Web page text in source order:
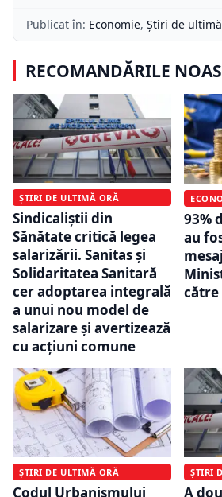
Publicat în: Economie, Știri de
RECOMANDĂRILE
ȘTIRI DE ULTIMĂ ORĂ
Sindicaliștii din
Sănătate critică legea
salarizării. Sanitas și
Solidaritatea Sanitară
cer adoptarea integrală
a unui nou model de
salarizare și avertizează
cu acțiuni comune
93%
au
ȘTIRI DE ULTIMĂ ORĂ
Codul Urbanismului
ȘTIRI
A